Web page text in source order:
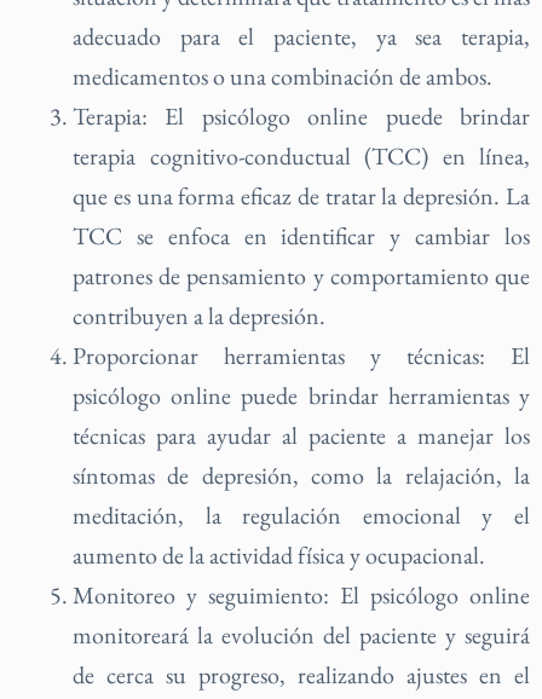
adecuado para el paciente, ya sea terapia,
medicamentos o una combinación de ambos.
Terapia: El psicólogo online puede brindar
terapia cognitivo-conductual (TCC) en línea,
que es una forma eficaz de tratar la depresión. La
TCC se enfoca en identificar y cambiar los
patrones de pensamiento y comportamiento que
contribuyen a la depresión.
Proporcionar herramientas y técnicas: El
psicólogo online puede brindar herramientas y
técnicas para ayudar al paciente a manejar los
síntomas de depresión, como la relajación, la
meditación, la regulación emocional y el
aumento de la actividad física y ocupacional.
Monitoreo y seguimiento: El psicólogo online
monitoreará la evolución del paciente y seguirá
de cerca su progreso, realizando ajustes en el